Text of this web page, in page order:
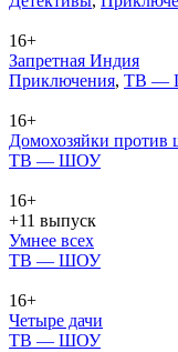
16+
Запретная Индия
При­клю­че­ния, ТВ —
16+
Домохозяйки против
ТВ — ШОУ
16+
+11 выпуск
Умнее всех
ТВ — ШОУ
16+
Четыре дачи
ТВ — ШОУ